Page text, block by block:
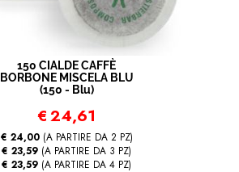
150 CIALDE CAFFÈ
BORBONE MISCELA BLU
(150 - Blu)
€24,61
€ 24,00(A PARTIRE DA 2 PZ)
€ 23,59 (A PARTIRE DA 3 PZ)
€ 23,59 (A PARTIRE DA 4 PZ)